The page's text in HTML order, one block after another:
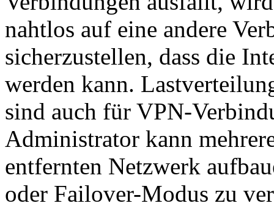
nahtlos auf eine andere
sicherzustellen, dass die
werden kann.
sind auch für VPN-
Administrator kann
entfernten Netzwerk
oder Failover-Modus zu